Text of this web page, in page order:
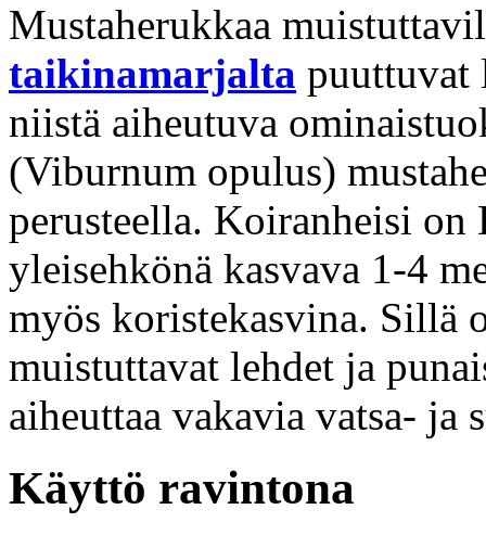
Mustaherukkaa
taikinamarjalta puuttuvat
niistä aiheutuva
(Viburnum opulus)
perusteella. Koiranheisi on
yleisehkönä kasvava 1-4
myös koristekasvina. Sillä
muistuttavat lehdet ja
aiheuttaa vakavia vatsa- ja
Käyttö ravintona